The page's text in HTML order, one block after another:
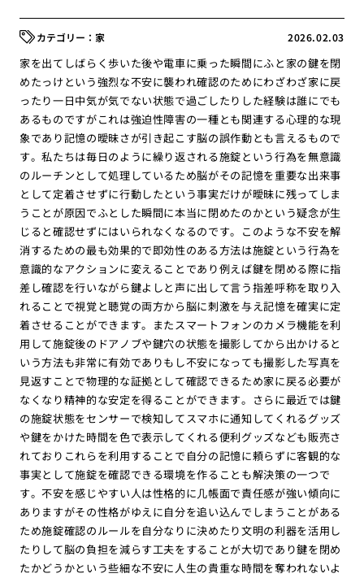
2026.02.03
家
家を出てしばらく歩いた後や電車に乗った瞬間にふと家の鍵を閉
めたっけという強烈な不安に襲われ確認のためにわざわざ家に戻
ったり一日中気が気でない状態で過ごしたりした経験は誰にでも
あるものですがこれは強迫性障害の一種とも関連する心理的な現
象であり記憶の曖昧さが引き起こす脳の誤作動とも言えるもので
す。私たちは毎日のように繰り返される施錠という行為を無意識
のルーチンとして処理しているため脳がその記憶を重要な出来事
として定着させずに行動したという事実だけが曖昧に残ってしま
うことが原因でふとした瞬間に本当に閉めたのかという疑念が生
じると確認せずにはいられなくなるのです。このような不安を解
消するための最も効果的で即効性のある方法は施錠という行為を
意識的なアクションに変えることであり例えば鍵を閉める際に指
差し確認を行いながら鍵よしと声に出して言う指差呼称を取り入
れることで視覚と聴覚の両方から脳に刺激を与え記憶を確実に定
着させることができます。またスマートフォンのカメラ機能を利
用して施錠後のドアノブや鍵穴の状態を撮影してから出かけると
いう方法も非常に有効でありもし不安になっても撮影した写真を
見返すことで物理的な証拠として確認できるため家に戻る必要が
なくなり精神的な安定を得ることができます。さらに最近では鍵
の施錠状態をセンサーで検知してスマホに通知してくれるグッズ
や鍵をかけた時間を色で表示してくれる便利グッズなども販売さ
れておりこれらを利用することで自分の記憶に頼らずに客観的な
事実として施錠を確認できる環境を作ることも解決策の一つで
す。不安を感じやすい人は性格的に几帳面で責任感が強い傾向に
ありますがその性格がゆえに自分を追い込んでしまうことがある
ため施錠確認のルールを自分なりに決めたり文明の利器を活用し
たりして脳の負担を減らす工夫をすることが大切であり鍵を閉め
たかどうかという些細な不安に人生の貴重な時間を奪われないよ